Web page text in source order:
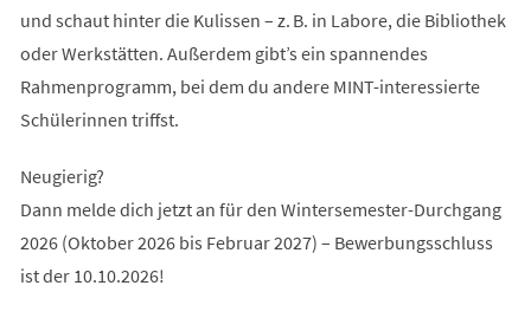
und schaut hinter die Kulissen – z. B. in Labore, die Bibliothek
oder Werkstätten. Außerdem gibt’s ein spannendes
Rahmenprogramm, bei dem du andere MINT-interessierte
Schülerinnen triffst.
Neugierig?
Dann melde dich jetzt an für den Wintersemester-Durchgang
2026 (Oktober 2026 bis Februar 2027) – Bewerbungsschluss
ist der 10.10.2026!